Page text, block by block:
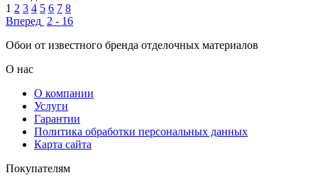
1 2 3 4 5 6 7 8
Вперед 2 - 16
Обои от известного бренда отделочных материалов
О нас
О компании
Услуги
Гарантии
Политика обработки персональных данных
Карта сайта
Покупателям